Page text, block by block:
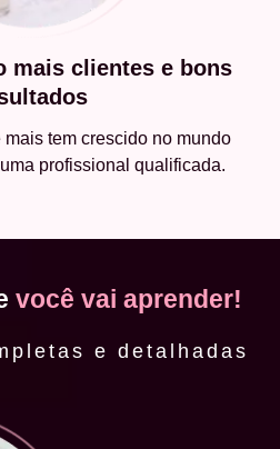
mais clientes e bons
tem crescido no mundo
profissional qualificada.
você vai aprender!
e detalhadas